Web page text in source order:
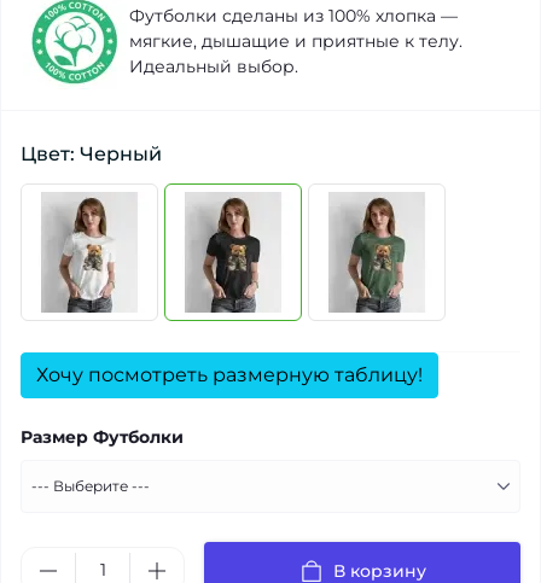
Футболки сделаны из 100% хлопка —
мягкие, дышащие и приятные к телу.
Идеальный выбор.
Цвет: Черный
Хочу посмотреть размерную таблицу!
Размер Футболки
В корзину